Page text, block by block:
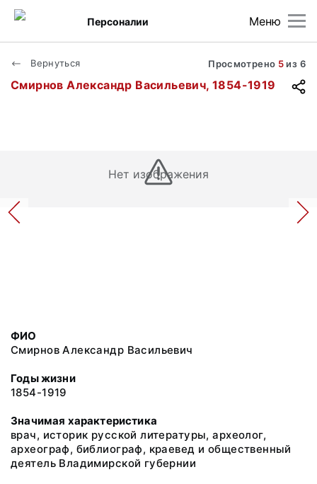
Меню
Персоналии
Вернуться Просмотрено 5из 6
Смирнов Александр Васильевич, 1854-1919
Нет изображения
ФИО
Смирнов Александр Васильевич
Годы жизни
1854-1919
Значимая характеристика
врач, историк русской литературы, археолог,
археограф, библиограф, краевед и общественный
деятель Владимирской губернии